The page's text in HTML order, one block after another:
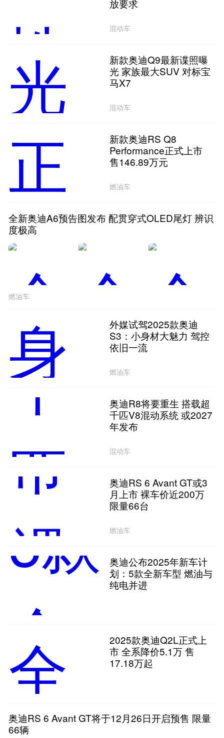
放要求
混动车
新款奥迪Q9最新谍照曝
光 家族最大SUV 对标宝
马X7
混动车
新款奥迪RS Q8
Performance正式上市
售146.89万元
燃油车
全新奥迪A6预告图发布 配贯穿式OLED尾灯 辨识
度极高
燃油车
外媒试驾2025款奥迪
S3：小身材大魅力 驾控
依旧一流
燃油车
奥迪R8将要重生 搭载超
千匹V8混动系统 或2027
年发布
混动车
奥迪RS 6 Avant GT或3
月上市 裸车价近200万
限量66台
燃油车
奥迪公布2025年新车计
划：5款全新车型 燃油与
纯电并进
2025款奥迪Q2L正式上
市 全系降价5.1万 售
17.18万起
奥迪RS 6 Avant GT将于12月26日开启预售 限量
66辆